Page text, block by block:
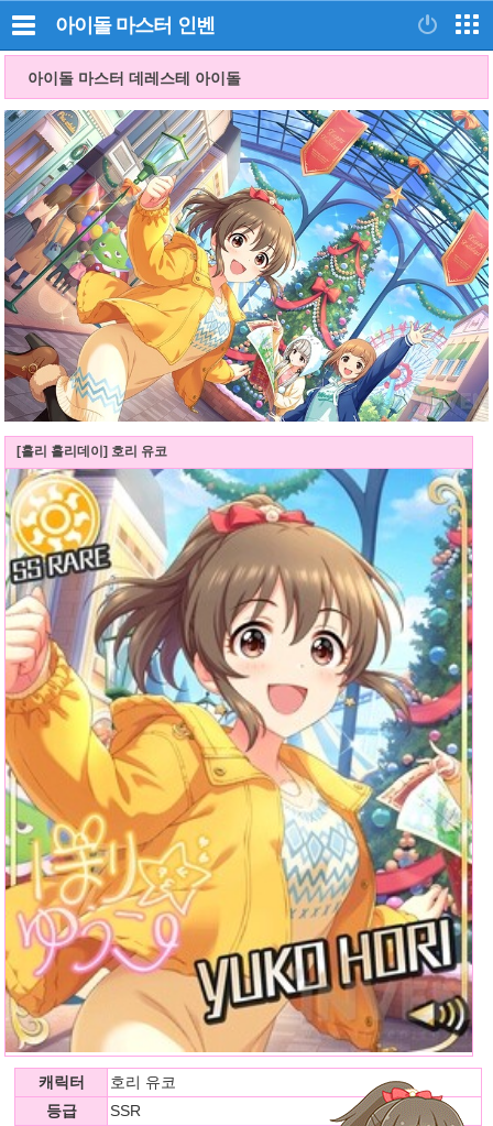
아이돌 마스터 인벤
아이돌 마스터 데레스테 아이돌
[홀리 홀리데이] 호리 유코
캐릭터
호리 유코
등급
SSR